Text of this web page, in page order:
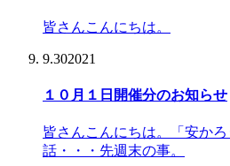
皆さんこんにちは。
9.302021
１０月１日開催分のお知らせ
皆さんこんにちは。「安か
話・・・先週末の事。